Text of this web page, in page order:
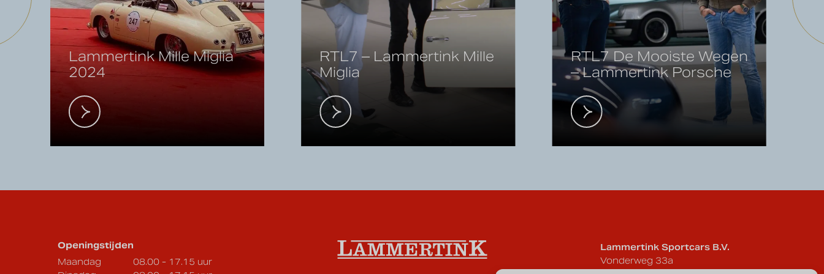
Lammertink Mille Miglia
2024
RTL7 – Lammertink Mille
Miglia
RTL7 De Mooiste Wegen
– Lammertink Porsche
Openingstijden
Maandag
08.00 - 17.15 uur
Lammertink Sportcars B.V.
Vonderweg 33a